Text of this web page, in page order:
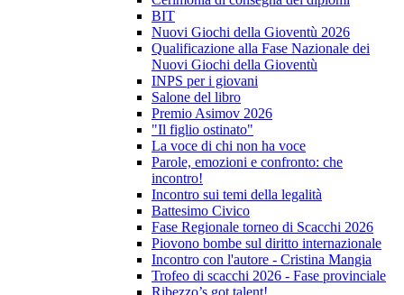
BIT
Nuovi Giochi della Gioventù 2026
Qualificazione alla Fase Nazionale dei
Nuovi Giochi della Gioventù
INPS per i giovani
Salone del libro
Premio Asimov 2026
"Il figlio ostinato"
La voce di chi non ha voce
Parole, emozioni e confronto: che
incontro!
Incontro sui temi della legalità
Battesimo Civico
Fase Regionale torneo di Scacchi 2026
Piovono bombe sul diritto internazionale
Incontro con l'autore - Cristina Mangia
Trofeo di scacchi 2026 - Fase provinciale